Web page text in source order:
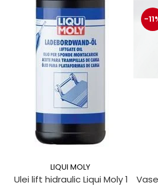
LIQUI MOLY
Ulei lift hidraulic Liqui Moly 1 litru
-